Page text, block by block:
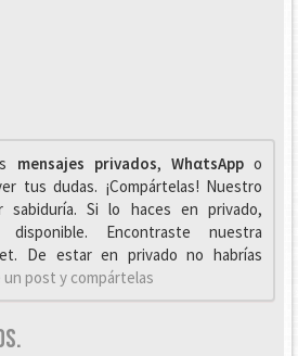
mensajes privados, WhαtsAppo
tus dudas. ¡Compártelas! Nuestro
sabiduría. Si lo haces en privado,
Encontraste nuestra
De estar en privado no habrías
un post y compártelas